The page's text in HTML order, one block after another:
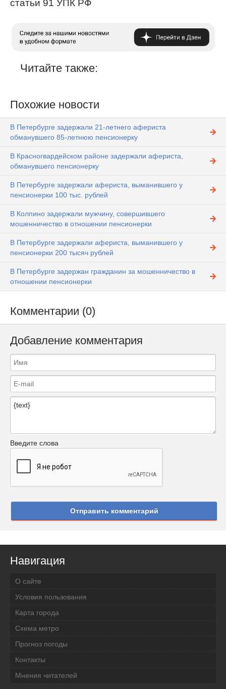
статьи 91 УПК РФ
Читайте также:
Похожие новости
В Петербурге задержали 21-летнего афериста
обманувшего 85-летнюю пенсионерку
В Красногвардейском районе задержали афериста,
обманувшего пенсионерку
В Петербурге задержали афериста, выманившего у
пенсионерки 100 тыс. рублей
В Колпино задержали мужчину, совершившего
мошенничество в отношении пенсионерки
В Петербурге задержали афериста, выманившего у
пенсионерки 200 тысяч рублей
В Петербурге задержан гражданин за мошенничество в
отношении пенсионерки
Комментарии (0)
Добавление комментария
Введите слова
Отправить комментарий
Навигация
О сайте
Условия пользования
Карта города
Схема метро
Прогноз погоды
Контакты
Мнения читателей